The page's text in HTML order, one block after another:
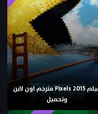
فيلم Pixels 2015 مترجم اون لاين
وتحميل